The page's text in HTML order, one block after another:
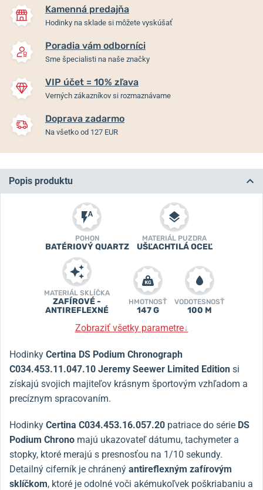
Kamenná predajňa
Hodinky na sklade si môžete vyskúšať
Poradia vám odborníci
Sme špecialisti na naše značky
VIP účet = 10% zľava
Verných zákazníkov si rozmaznávame
Doprava zadarmo
Na všetko od 127 EUR
Popis produktu
POHON
BATÉRIOVÝ QUARTZ
MATERIÁL PUZDRA
UŠĽACHTILÁ OCEĽ
MATERIÁL SKLÍČKA
ZAFÍROVÉ -
ANTIREFLEXNÉ
HMOTNOSŤ
147 G
VODOTESNOSŤ
100 M
Zobraziť všetky parametre↓
Hodinky Certina DS Podium Chronograph
C034.453.11.047.10 Jeremy Seewer Limited Edition si
získajú svojich majiteľov krásnym športovým vzhľadom a
precíznym spracovaním.
Hodinky Certina C034.453.16.057.20 patriace do série DS
Podium Chrono majú ukazovateľ dátumu, tachymeter a
stopky, ktoré merajú s presnosťou na 1/10 sekundy.
Detailný ciferník je chránený antireflexným zafírovým
sklíčkom, ktoré je odolné voči akémukoľvek poškriabaniu a